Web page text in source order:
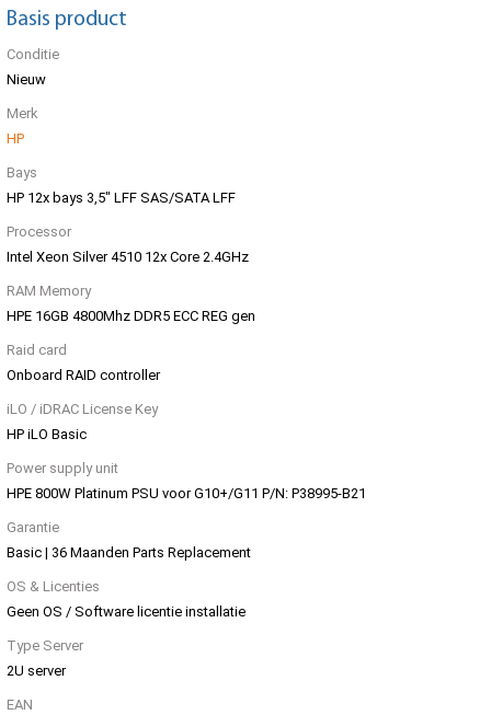
Basis product
Conditie
Nieuw
Merk
HP
Bays
HP 12x bays 3,5" LFF SAS/SATA LFF
Processor
Intel Xeon Silver 4510 12x Core 2.4GHz
RAM Memory
HPE 16GB 4800Mhz DDR5 ECC REG gen
Raid card
Onboard RAID controller
iLO / iDRAC License Key
HP iLO Basic
Power supply unit
HPE 800W Platinum PSU voor G10+/G11 P/N: P38995-B21
Garantie
Basic | 36 Maanden Parts Replacement
OS & Licenties
Geen OS / Software licentie installatie
Type Server
2U server
EAN